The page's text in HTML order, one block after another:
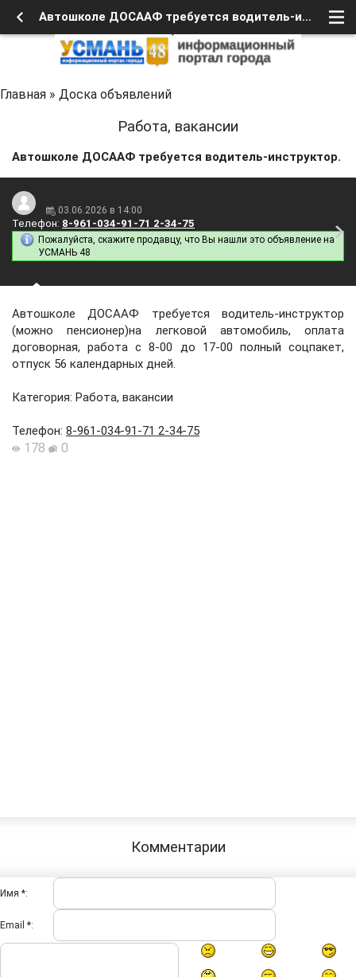
Автошколе ДОСААФ требуется водитель-инструктор.
Главная » Доска объявлений
Работа, вакансии
Автошколе ДОСААФ требуется водитель-инструктор.
03.06.2026 в 14:00
Телефон: 8-961-034-91-71 2-34-75
Пожалуйста, скажите продавцу, что Вы нашли это объявление на
УСМАНЬ 48
Автошколе ДОСААФ требуется водитель-инструктор
(можно пенсионер)на легковой автомобиль, оплата
договорная, работа с 8-00 до 17-00 полный соцпакет,
отпуск 56 календарных дней.
Категория: Работа, вакансии
Телефон: 8-961-034-91-71 2-34-75
178 0
Комментарии
Имя *:
Email *: